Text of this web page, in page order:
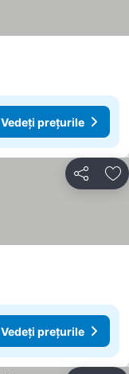
Vedeți prețurile
Distribuiți
Vedeți prețurile